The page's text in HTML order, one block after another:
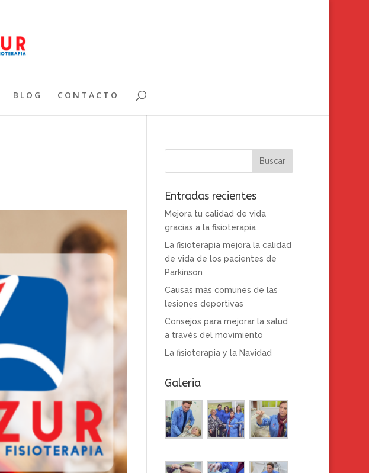
BLOG CONTACTO
Entradas recientes
Mejora tu calidad de vida
gracias a la fisioterapia
La fisioterapia mejora la calidad
de vida de los pacientes de
Parkinson
Causas más comunes de las
lesiones deportivas
Consejos para mejorar la salud
a través del movimiento
La fisioterapia y la Navidad
Galeria